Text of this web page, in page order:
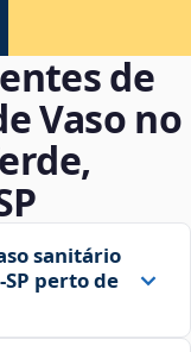
de
Vaso no
sanitário
perto de